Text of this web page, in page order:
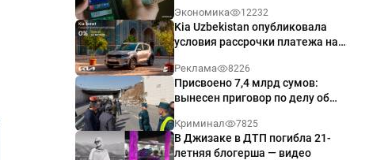
Экономика 12232
Kia Uzbekistan опубликовала
условия рассрочки платежа на
годовых
Реклама 8226
Присвоено 7,4 млрд сумов:
вынесен приговор по делу об
Ташкенте
Криминал 7825
В Джизаке в ДТП погибла 21-
летняя блогерша — видео